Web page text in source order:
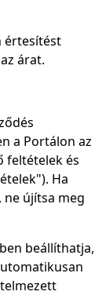
értesítést
árat.
a Portálon az
feltételek és
Ha
újítsa meg
beállíthatja,